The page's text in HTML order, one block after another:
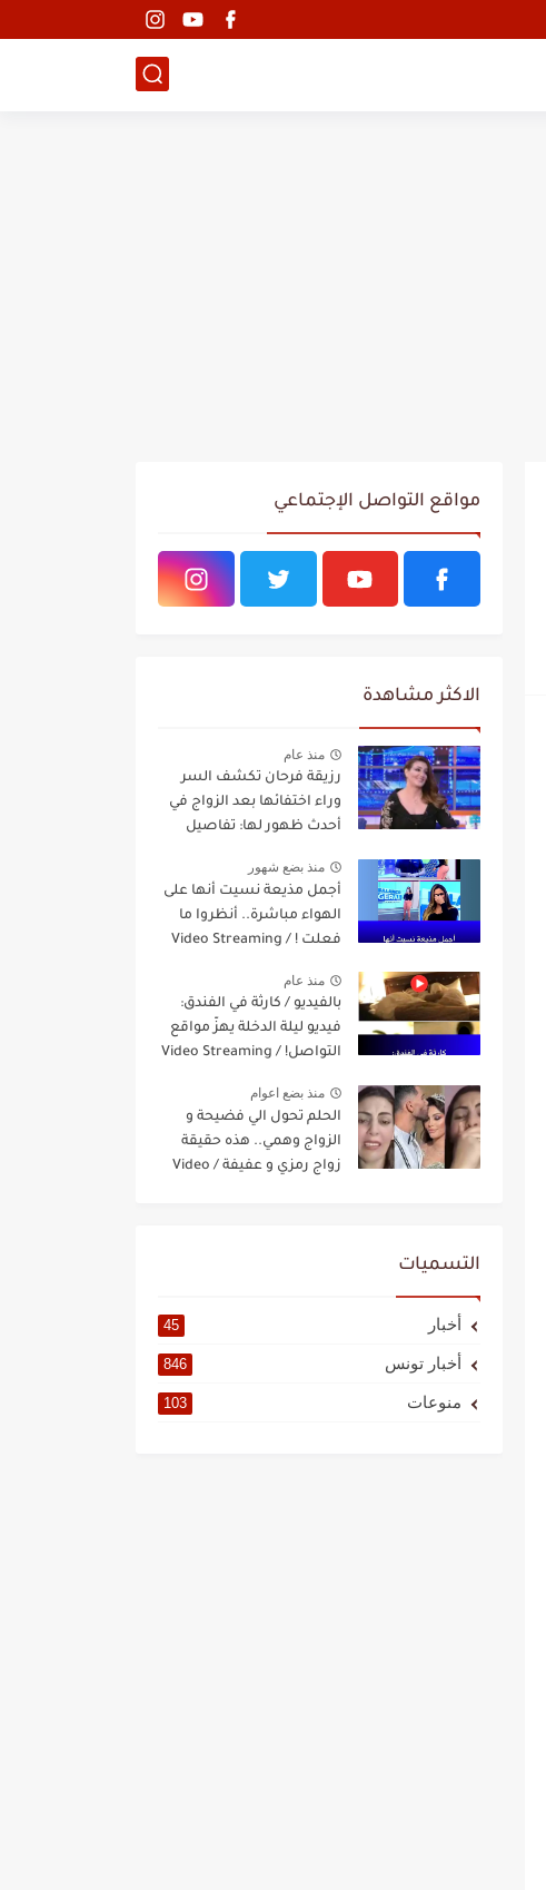
مواقع التواصل الإجتماعي
الاكثر مشاهدة
منذ عام
رزيقة فرحان تكشف السر
وراء اختفائها بعد الزواج في
أحدث ظهور لها: تفاصيل
منذ بضع شهور
أجمل مذيعة نسيت أنها على
الهواء مباشرة.. أنظروا ما
فعلت ! / Video Streaming
منذ عام
بالفيديو / كارثة في الفندق:
فيديو ليلة الدخلة يهزّ مواقع
التواصل! / Video Streaming
منذ بضع اعوام
الحلم تحول الي فضيحة و
الزواج وهمي.. هذه حقيقة
زواج رمزي و عفيفة / Video
التسميات
أخبار 45
أخبار تونس 846
منوعات 103